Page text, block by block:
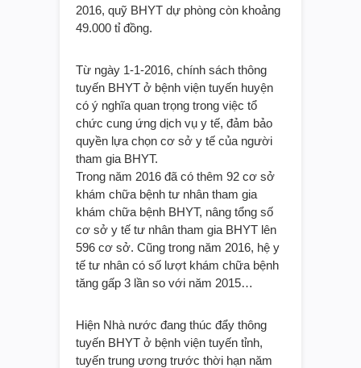
2016, quỹ BHYT dự phòng còn khoảng
49.000 tỉ đồng.
Từ ngày 1-1-2016, chính sách thông
tuyến BHYT ở bệnh viện tuyến huyện
có ý nghĩa quan trọng trong việc tổ
chức cung ứng dịch vụ y tế, đảm bảo
quyền lựa chọn cơ sở y tế của người
tham gia BHYT.
Trong năm 2016 đã có thêm 92 cơ sở
khám chữa bệnh tư nhân tham gia
khám chữa bệnh BHYT, nâng tổng số
cơ sở y tế tư nhân tham gia BHYT lên
596 cơ sở. Cũng trong năm 2016, hệ y
tế tư nhân có số lượt khám chữa bệnh
tăng gấp 3 lần so với năm 2015…
Hiện Nhà nước đang thúc đẩy thông
tuyến BHYT ở bệnh viện tuyến tỉnh,
tuyến trung ương trước thời hạn năm